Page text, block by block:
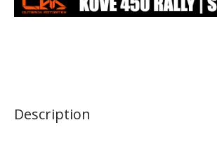
Description